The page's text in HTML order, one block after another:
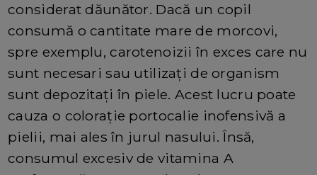
considerat dăunător. Dacă un copil
consumă o cantitate mare de morcovi,
spre exemplu, carotenoizii în exces care nu
sunt necesari sau utilizați de organism
sunt depozitați în piele. Acest lucru poate
cauza o colorație portocalie inofensivă a
pielii, mai ales în jurul nasului. Însă,
consumul excesiv de vitamina A